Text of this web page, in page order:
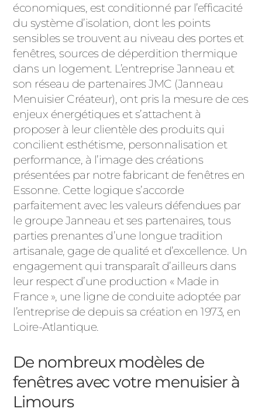
économiques, est conditionné par l’efficacité
du système d’isolation, dont les points
sensibles se trouvent au niveau des portes et
fenêtres, sources de déperdition thermique
dans un logement. L’entreprise Janneau et
son réseau de partenaires JMC (Janneau
Menuisier Créateur), ont pris la mesure de ces
enjeux énergétiques et s’attachent à
proposer à leur clientèle des produits qui
concilient esthétisme, personnalisation et
performance, à l’image des créations
présentées par notre fabricant de fenêtres en
Essonne. Cette logique s’accorde
parfaitement avec les valeurs défendues par
le groupe Janneau et ses partenaires, tous
parties prenantes d’une longue tradition
artisanale, gage de qualité et d’excellence. Un
engagement qui transparaît d’ailleurs dans
leur respect d’une production « Made in
France », une ligne de conduite adoptée par
l’entreprise de depuis sa création en 1973, en
Loire-Atlantique.
De nombreux modèles de
fenêtres avec votre menuisier à
Limours
ACIER